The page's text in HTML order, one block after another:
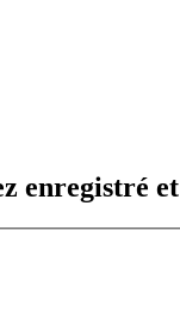
enregistré